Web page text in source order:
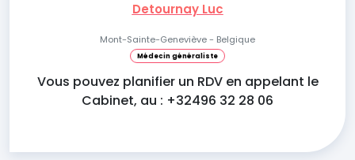
Detournay Luc
Mont-Sainte-Geneviève - Belgique
Médecin généraliste
Vous pouvez planifier un RDV en appelant le
Cabinet, au : +32496 32 28 06